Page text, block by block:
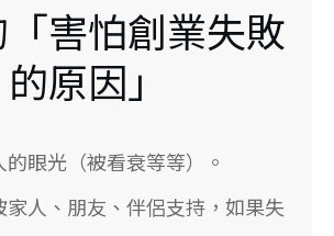
害怕創業失敗
的原因」
的眼光（被看衰等等）。
家人、朋友、伴侶支持，如果失